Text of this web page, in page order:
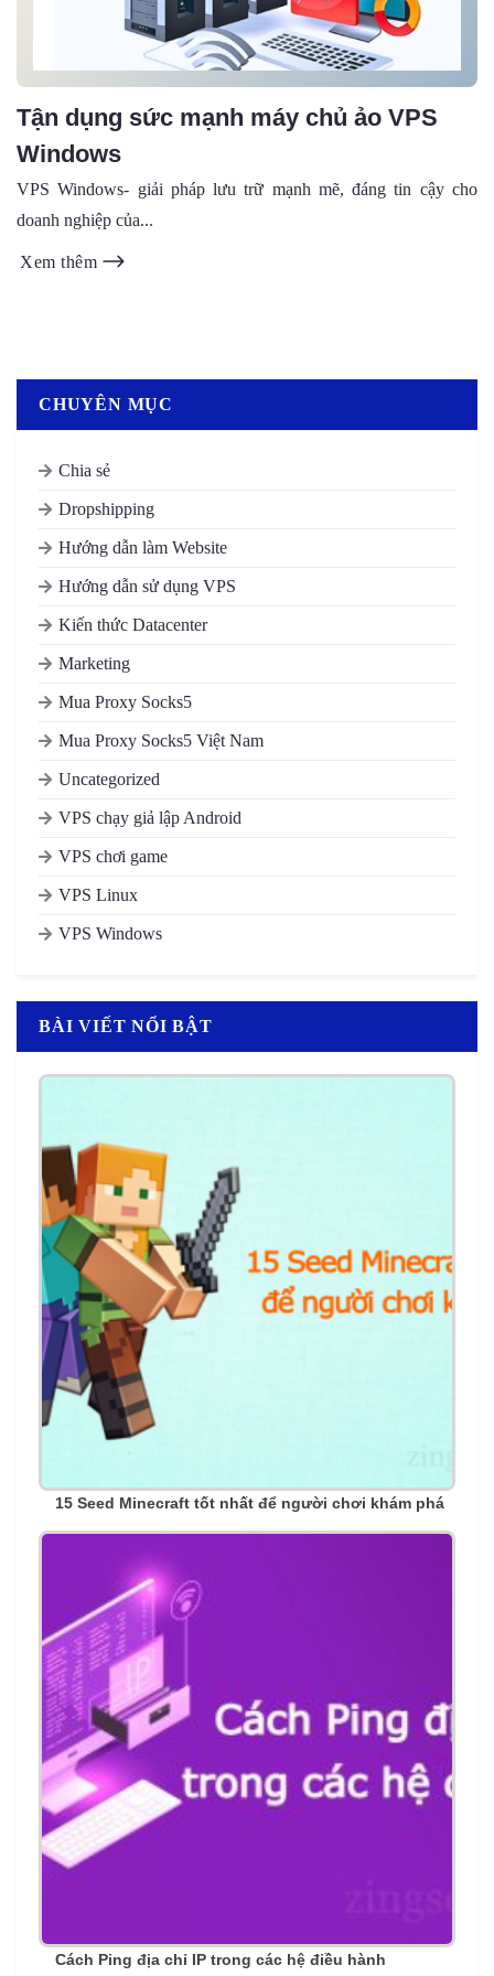
Tận dụng sức mạnh máy chủ ảo VPS
Windows
VPS Windows- giải pháp lưu trữ mạnh mẽ, đáng tin cậy cho
doanh nghiệp của...
Xem thêm
CHUYÊN MỤC
Chia sẻ
Dropshipping
Hướng dẫn làm Website
Hướng dẫn sử dụng VPS
Kiến thức Datacenter
Marketing
Mua Proxy Socks5
Mua Proxy Socks5 Việt Nam
Uncategorized
VPS chạy giả lập Android
VPS chơi game
VPS Linux
VPS Windows
BÀI VIẾT NỔI BẬT
15 Seed Minecraft tốt nhất để người chơi khám phá
Cách Ping địa chỉ IP trong các hệ điều hành